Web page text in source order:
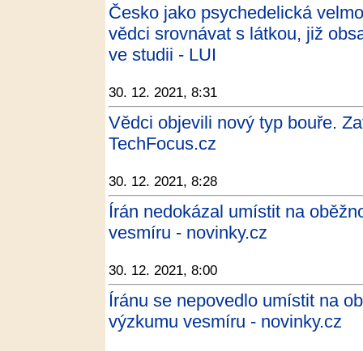
Česko jako psychedelická
vědci srovnávat s látkou, již
ve studii - LUI
30. 12. 2021, 8:31
Vědci objevili nový typ bouře.
TechFocus.cz
30. 12. 2021, 8:28
Írán nedokázal umístit na
vesmíru - novinky.cz
30. 12. 2021, 8:00
Íránu se nepovedlo umístit na
výzkumu vesmíru - novinky.cz